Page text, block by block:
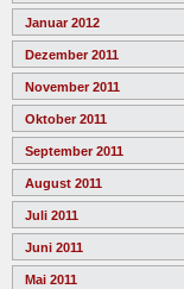
Januar 2012
Dezember 2011
November 2011
Oktober 2011
September 2011
August 2011
Juli 2011
Juni 2011
Mai 2011